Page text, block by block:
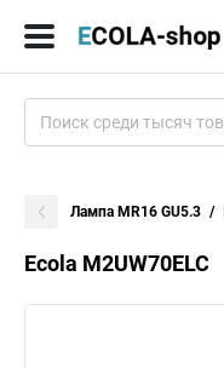
Лампа MR16 GU5.3
Ecola M2UW70ELC